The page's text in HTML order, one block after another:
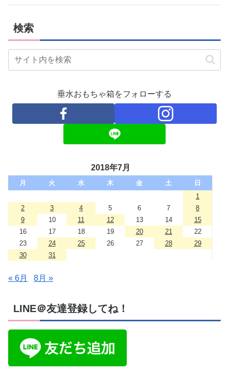
検索
垂水おもちゃ箱をフォローする
2018年7月
月 火 水 木 金 土
日
1
2
3 4 5 6 7
8
9
10 11 12 13 14
15
16
17 18 19 20 21
22
23
24 25 26 27 28
29
30
31
« 6月 8月 »
LINE＠友達登録してね！